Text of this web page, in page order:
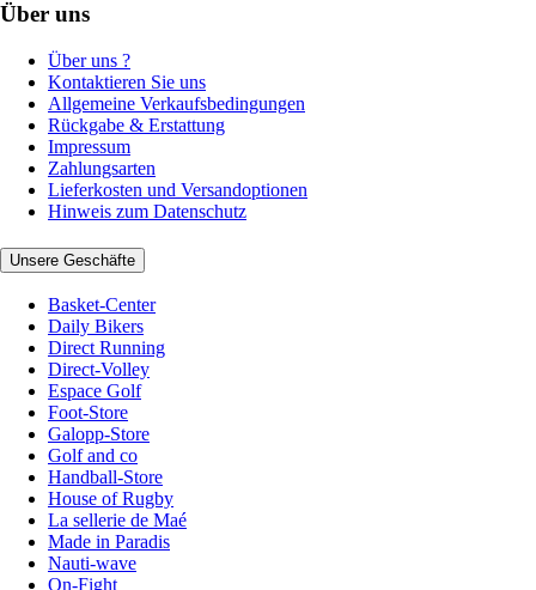
Über uns
Über uns ?
Kontaktieren Sie uns
Allgemeine Verkaufsbedingungen
Rückgabe & Erstattung
Impressum
Zahlungsarten
Lieferkosten und Versandoptionen
Hinweis zum Datenschutz
Unsere Geschäfte
Basket-Center
Daily Bikers
Direct Running
Direct-Volley
Espace Golf
Foot-Store
Galopp-Store
Golf and co
Handball-Store
House of Rugby
La sellerie de Maé
Made in Paradis
Nauti-wave
On-Fight